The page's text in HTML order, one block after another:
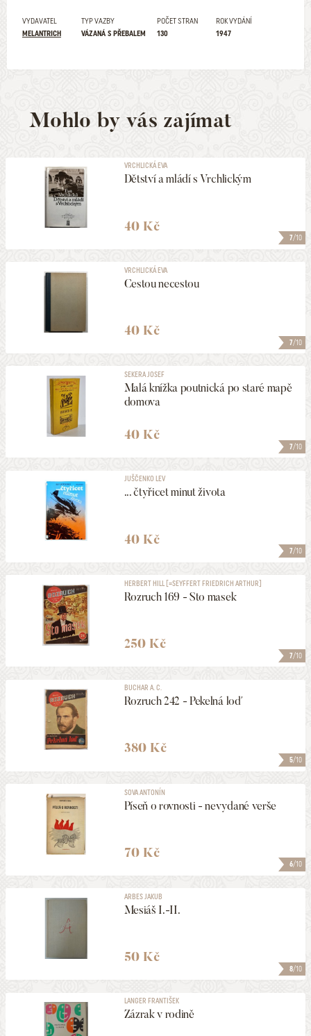
VYDAVATEL
MELANTRICH
TYP VAZBY
VÁZANÁ S PŘEBALEM
POČET STRAN
130
ROK VYDÁNÍ
1947
Mohlo by vás zajímat
7/10
VRCHLICKÁ EVA
Dětství a mládí s Vrchlickým
40 Kč
7/10
VRCHLICKÁ EVA
Cestou necestou
40 Kč
7/10
SEKERA JOSEF
Malá knížka poutnická po staré mapě
domova
40 Kč
7/10
JUŠČENKO LEV
... čtyřicet minut života
40 Kč
7/10
HERBERT HILL [=SEYFFERT FRIEDRICH ARTHUR]
Rozruch 169 - Sto masek
250 Kč
5/10
BUCHAR A. C.
Rozruch 242 - Pekelná loď
380 Kč
6/10
SOVA ANTONÍN
Píseň o rovnosti - nevydané verše
70 Kč
8/10
ARBES JAKUB
Mesiáš I.-II.
50 Kč
LANGER FRANTIŠEK
Zázrak v rodině